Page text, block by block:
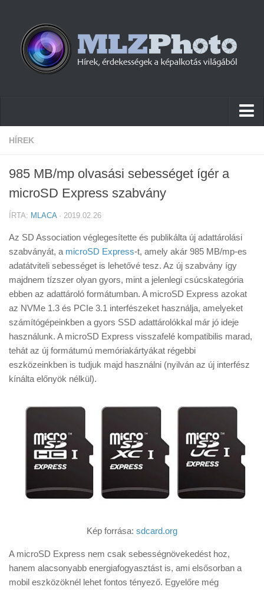
Hírek
Cikkek
Tudástár
Tanácsok
Érdekességek
Helyszíni Riport
E-BB
HÍREK
985 MB/mp olvasási sebességet ígér a
microSD Express szabvány
ÍRTA: MLACA· 2019.02.26
Az SD Association véglegesítette és publikálta új adattárolási
szabványát, a microSD Express-t, amely akár 985 MB/mp-es
adatátviteli sebességet is lehetővé tesz. Az új szabvány így
majdnem tízszer olyan gyors, mint a jelenlegi csúcskategória
ebben az adattároló formátumban. A microSD Express azokat
az NVMe 1.3 és PCIe 3.1 interfészeket használja, amelyeket
számítógépeinkben a gyors SSD adattárolókkal már jó ideje
használunk. A microSD Express visszafelé kompatibilis marad,
tehát az új formátumú memóriakártyákat régebbi
eszközeinkben is tudjuk majd használni (nyilván az új interfész
kínálta előnyök nélkül).
Kép forrása: sdcard.org
A microSD Express nem csak sebességnövekedést hoz,
hanem alacsonyabb energiafogyasztást is, ami elsősorban a
mobil eszközöknél lehet fontos tényező. Egyelőre még